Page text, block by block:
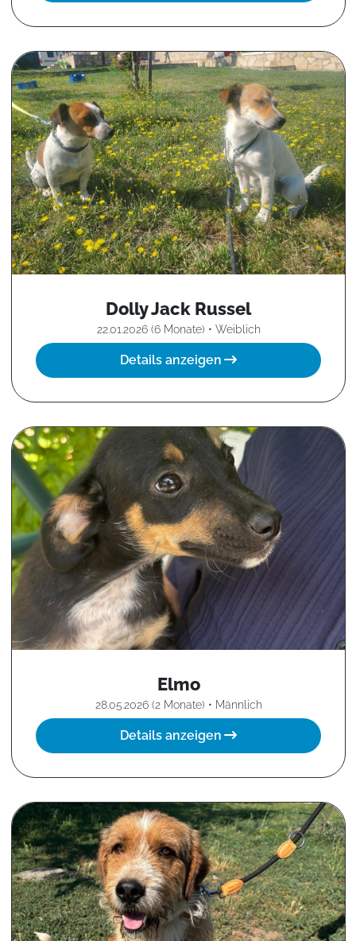
Dolly Jack Russel
22.01.2026 (6 Monate) • Weiblich
Details anzeigen
Elmo
28.05.2026 (2 Monate) • Männlich
Details anzeigen